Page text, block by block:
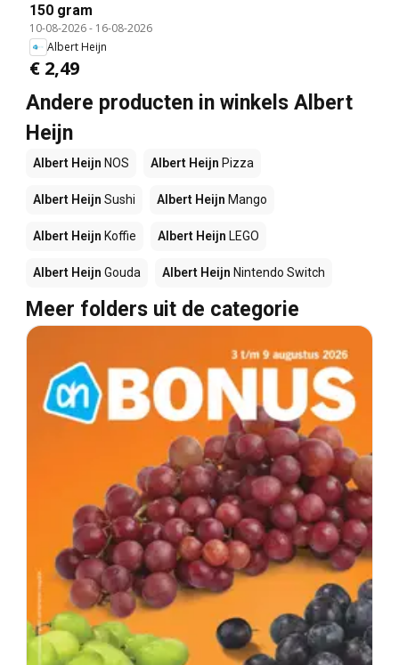
150 gram
10-08-2026- 16-08-2026
Albert Heijn
€ 2,49
Andere producten in winkels Albert
Heijn
Albert Heijn NOS Albert Heijn Pizza
Albert Heijn Sushi Albert Heijn Mango
Albert Heijn Koffie Albert Heijn LEGO
Albert Heijn Gouda Albert Heijn Nintendo Switch
Meer folders uit de categorie